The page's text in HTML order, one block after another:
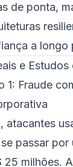
de ponta,
a longo
e Estudos
1: Fraude
atacantes
passar por
25 milhões.